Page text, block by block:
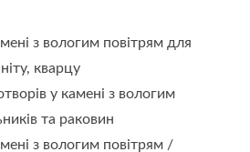
з вологим повітрям для
кварцу
у камені з вологим
та раковин
з вологим повітрям /